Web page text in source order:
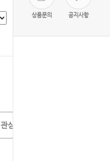
관심상품
상품문의 공지사항